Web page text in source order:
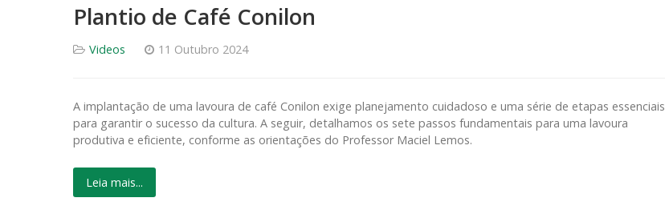
Plantio de Café Conilon
Videos 11 Outubro 2024
A implantação de uma lavoura de café Conilon exige planejamento cuidadoso e uma série de etapas essenciais
para garantir o sucesso da cultura. A seguir, detalhamos os sete passos fundamentais para uma lavoura
produtiva e eficiente, conforme as orientações do Professor Maciel Lemos.
Leia mais...